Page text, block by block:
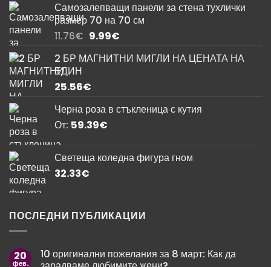
Самозалепващи панели за стена тухлички
размер 70 на 70 см
11.76€ Original
was:
9.99€Текущата
е:
2 БР МАГНИТНИ МИГЛИ НА ЦЕНАТА НА
ЕДИН
25.56€
Черна роза в стъкленица с кутия
От: 59.39€
Светеща коледна фигура гном
32.33€
ПОСЛЕДНИ ПУБЛИКАЦИИ
20
фев.
10 оригинални пожелания за 8 март: Как да